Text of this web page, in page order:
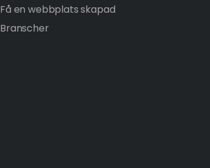
Få en webbplats skapad
Branscher